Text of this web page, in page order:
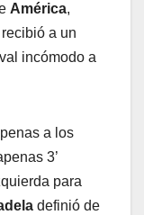
América,
a un
incómodo a
a los
3’
para
definió de